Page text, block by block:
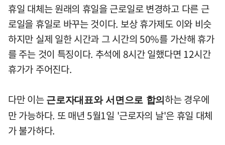
휴일 대체는 원래의 휴일을 근로일로 변경하고 다른 근
로일을 휴일로 바꾸는 것이다. 보상 휴가제도 이와 비슷
하지만 실제 일한 시간과 그 시간의 50%를 가산해 휴가
를 주는 것이 특징이다. 추석에 8시간 일했다면 12시간
휴가가 주어진다.
다만 이는 근로자대표와 서면으로 합의 하는 경우에
만 가능하다. 또 매년 5월1일 '근로자의 날'은 휴일 대체
가 불가하다.